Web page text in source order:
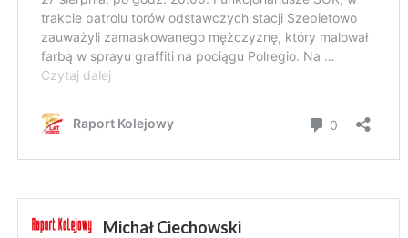
Michał Ciechowski